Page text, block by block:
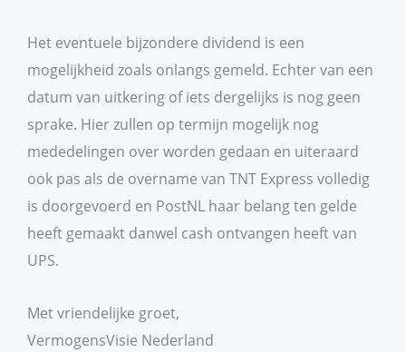
Het eventuele bijzondere dividend is een
mogelijkheid zoals onlangs gemeld. Echter van een
datum van uitkering of iets dergelijks is nog geen
sprake. Hier zullen op termijn mogelijk nog
mededelingen over worden gedaan en uiteraard
ook pas als de overname van TNT Express volledig
is doorgevoerd en PostNL haar belang ten gelde
heeft gemaakt danwel cash ontvangen heeft van
UPS.
Met vriendelijke groet,
VermogensVisie Nederland